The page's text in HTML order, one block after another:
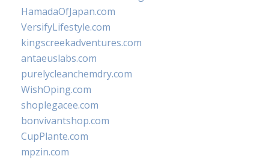
HamadaOfJapan.com
VersifyLifestyle.com
kingscreekadventures.com
antaeuslabs.com
purelycleanchemdry.com
WishOping.com
shoplegacee.com
bonvivantshop.com
CupPlante.com
mpzin.com